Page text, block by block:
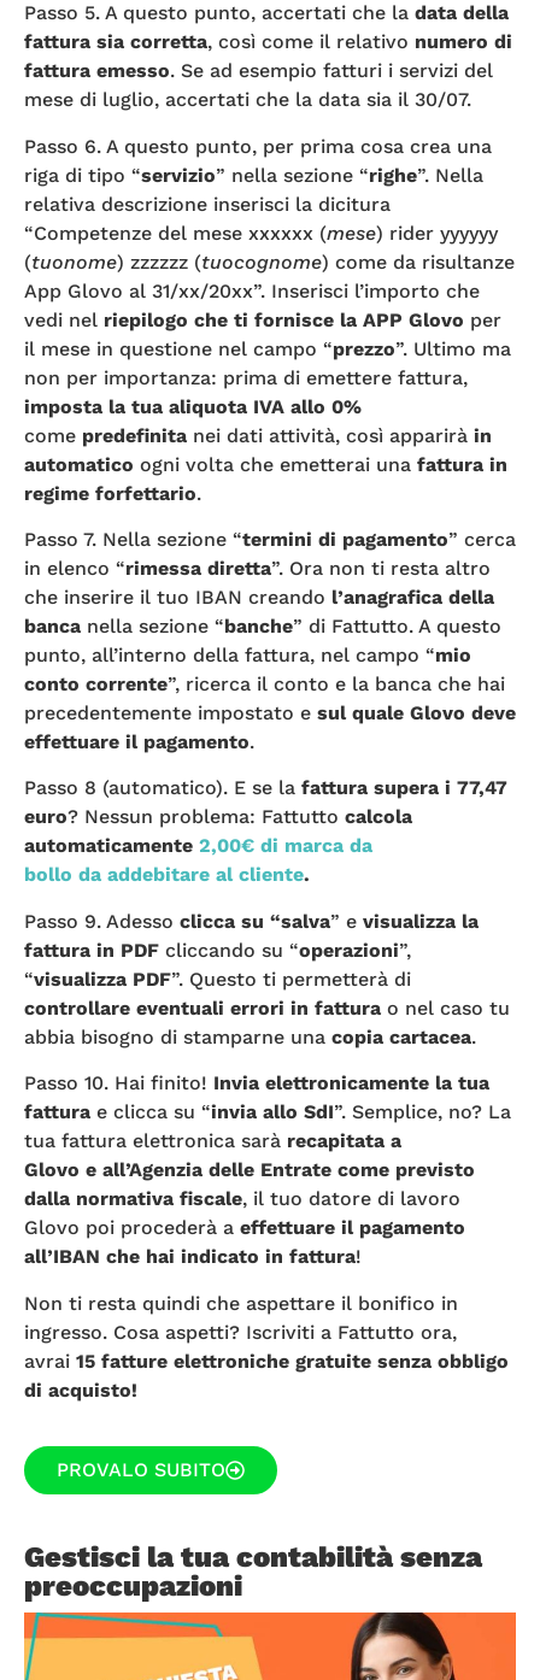
Passo 5. A questo punto, accertati che la data della
fattura sia corretta, così come il relativo numero di
fattura emesso. Se ad esempio fatturi i servizi del
mese di luglio, accertati che la data sia il 30/07.
Passo 6. A questo punto, per prima cosa crea una
riga di tipo “servizio” nella sezione “righe”. Nella
relativa descrizione inserisci la dicitura
“Competenze del mese xxxxxx (mese) rider yyyyyy
(tuonome) zzzzzz (tuocognome) come da risultanze
App Glovo al 31/xx/20xx”. Inserisci l’importo che
vedi nel riepilogo che ti fornisce la APP Glovo per
il mese in questione nel campo “prezzo”. Ultimo ma
non per importanza: prima di emettere fattura,
imposta la tua aliquota IVA allo 0%
come predefinita nei dati attività, così apparirà in
automatico ogni volta che emetterai una fattura in
regime forfettario.
Passo 7. Nella sezione “termini di pagamento” cerca
in elenco “rimessa diretta”. Ora non ti resta altro
che inserire il tuo IBAN creando l’anagrafica della
banca nella sezione “banche” di Fattutto. A questo
punto, all’interno della fattura, nel campo “mio
conto corrente”, ricerca il conto e la banca che hai
precedentemente impostato e sul quale Glovo deve
effettuare il pagamento.
Passo 8 (automatico). E se la fattura supera i 77,47
euro? Nessun problema: Fattutto calcola
automaticamente 2,00€ di marca da
bollo da addebitare al cliente.
Passo 9. Adesso clicca su “salva” e visualizza la
fattura in PDF cliccando su “operazioni”,
“visualizza PDF”. Questo ti permetterà di
controllare eventuali errori in fattura o nel caso tu
abbia bisogno di stamparne una copia cartacea.
Passo 10. Hai finito! Invia elettronicamente la tua
fattura e clicca su “invia allo SdI”. Semplice, no? La
tua fattura elettronica sarà recapitata a
Glovo e all’Agenzia delle Entrate come previsto
dalla normativa fiscale, il tuo datore di lavoro
Glovo poi procederà a effettuare il pagamento
all’IBAN che hai indicato in fattura!
Non ti resta quindi che aspettare il bonifico in
ingresso. Cosa aspetti? Iscriviti a Fattutto ora,
avrai 15 fatture elettroniche gratuite senza obbligo
di acquisto!
PROVALO SUBITO
Gestisci la tua contabilità senza
preoccupazioni